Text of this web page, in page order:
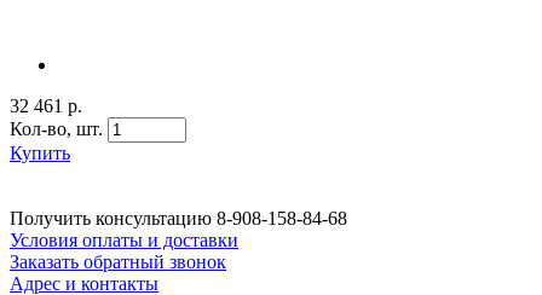
32 461 р.
Кол-во, шт.
Купить
Получить консультацию 8-908-158-84-68
Условия оплаты и доставки
Заказать обратный звонок
Адрес и контакты